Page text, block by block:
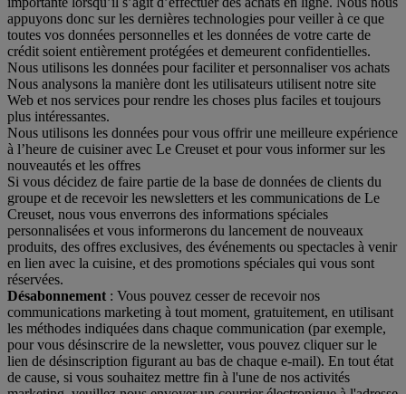
appuyons donc sur les dernières technologies pour veiller à ce que
toutes vos données personnelles et les données de votre carte de
crédit soient entièrement protégées et demeurent confidentielles.
Nous utilisons les données pour faciliter et personnaliser vos achats
Nous analysons la manière dont les utilisateurs utilisent notre site
Web et nos services pour rendre les choses plus faciles et toujours
plus intéressantes.
Nous utilisons les données pour vous offrir une meilleure expérience
à l’heure de cuisiner avec Le Creuset et pour vous informer sur les
nouveautés et les offres
Si vous décidez de faire partie de la base de données de clients du
groupe et de recevoir les newsletters et les communications de Le
Creuset, nous vous enverrons des informations spéciales
personnalisées et vous informerons du lancement de nouveaux
produits, des offres exclusives, des événements ou spectacles à venir
en lien avec la cuisine, et des promotions spéciales qui vous sont
réservées.
Désabonnement : Vous pouvez cesser de recevoir nos
communications marketing à tout moment, gratuitement, en utilisant
les méthodes indiquées dans chaque communication (par exemple,
pour vous désinscrire de la newsletter, vous pouvez cliquer sur le
lien de désinscription figurant au bas de chaque e-mail). En tout état
de cause, si vous souhaitez mettre fin à l'une de nos activités